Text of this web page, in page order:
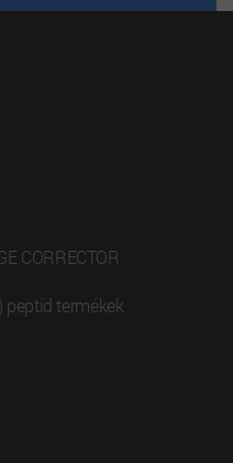
CORRECTOR
peptid termékek